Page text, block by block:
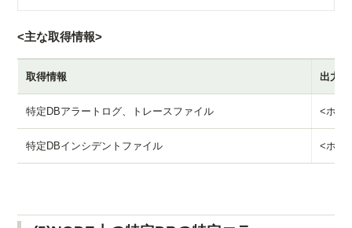
<主な取得情報>
取得情報 出力
特定DBアラートログ、トレースファイル <ホス
特定DBインシデントファイル <ホス